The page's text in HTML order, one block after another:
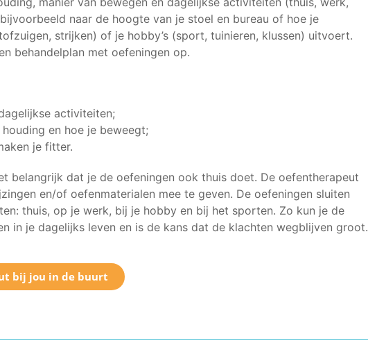
naar de hoogte van je stoel en bureau of hoe je
strijken) of je hobby’s (sport, tuinieren, klussen) uitvoert.
behandelplan met oefeningen op.
activiteiten;
en hoe je beweegt;
je fitter.
belangrijk dat je de oefeningen ook thuis doet. De oefentherapeut
en/of oefenmaterialen mee te geven. De oefeningen sluiten
thuis, op je werk, bij je hobby en bij het sporten. Zo kun je de
in je dagelijks leven en is de kans dat de klachten wegblijven groot.
bij jou in de buurt